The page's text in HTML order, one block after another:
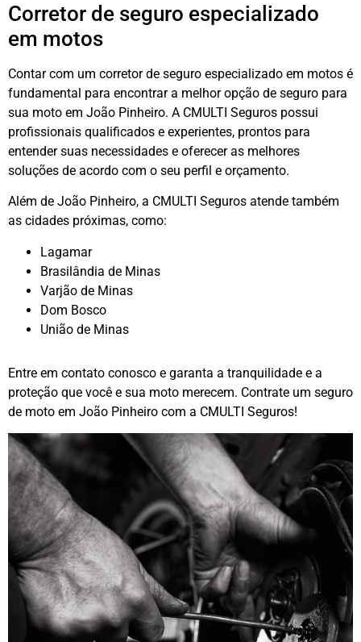
Corretor de seguro especializado
em motos
Contar com um corretor de seguro especializado em motos é
fundamental para encontrar a melhor opção de seguro para
sua moto em João Pinheiro. A CMULTI Seguros possui
profissionais qualificados e experientes, prontos para
entender suas necessidades e oferecer as melhores
soluções de acordo com o seu perfil e orçamento.
Além de João Pinheiro, a CMULTI Seguros atende também
as cidades próximas, como:
Lagamar
Brasilândia de Minas
Varjão de Minas
Dom Bosco
União de Minas
Entre em contato conosco e garanta a tranquilidade e a
proteção que você e sua moto merecem. Contrate um seguro
de moto em João Pinheiro com a CMULTI Seguros!